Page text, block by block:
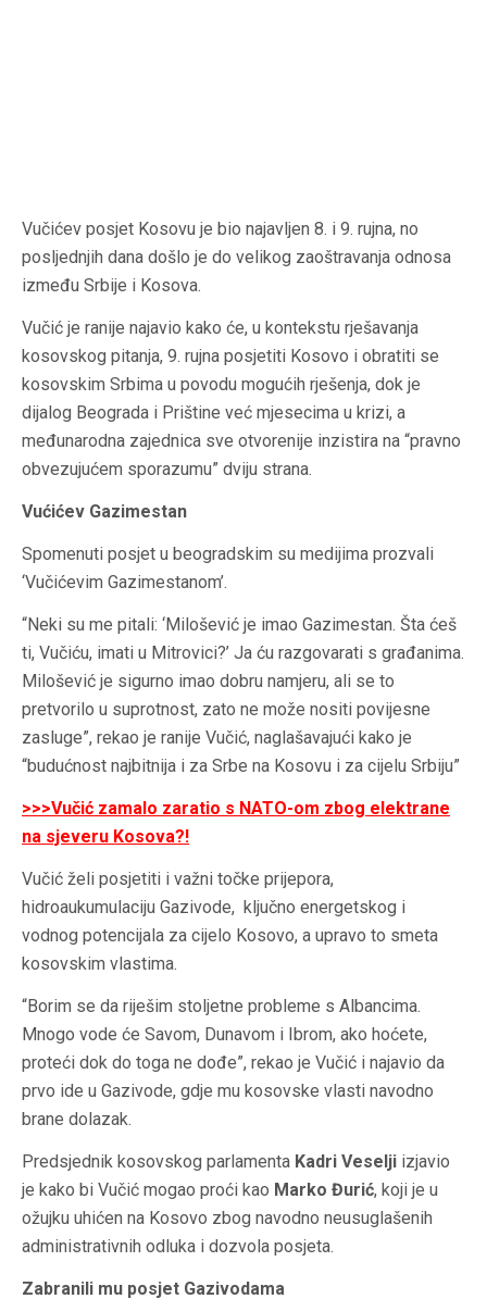
Vučićev posjet Kosovu je bio najavljen 8. i 9. rujna, no
posljednjih dana došlo je do velikog zaoštravanja odnosa
između Srbije i Kosova.
Vučić je ranije najavio kako će, u kontekstu rješavanja
kosovskog pitanja, 9. rujna posjetiti Kosovo i obratiti se
kosovskim Srbima u povodu mogućih rješenja, dok je
dijalog Beograda i Prištine već mjesecima u krizi, a
međunarodna zajednica sve otvorenije inzistira na “pravno
obvezujućem sporazumu” dviju strana.
Vućićev Gazimestan
Spomenuti posjet u beogradskim su medijima prozvali
‘Vučićevim Gazimestanom’.
“Neki su me pitali: ‘Milošević je imao Gazimestan. Šta ćeš
ti, Vučiću, imati u Mitrovici?’ Ja ću razgovarati s građanima.
Milošević je sigurno imao dobru namjeru, ali se to
pretvorilo u suprotnost, zato ne može nositi povijesne
zasluge”, rekao je ranije Vučić, naglašavajući kako je
“budućnost najbitnija i za Srbe na Kosovu i za cijelu Srbiju”
>>>Vučić zamalo zaratio s NATO-om zbog elektrane
na sjeveru Kosova?!
Vučić želi posjetiti i važni točke prijepora,
hidroaukumulaciju Gazivode, ključno energetskog i
vodnog potencijala za cijelo Kosovo, a upravo to smeta
kosovskim vlastima.
“Borim se da riješim stoljetne probleme s Albancima.
Mnogo vode će Savom, Dunavom i Ibrom, ako hoćete,
proteći dok do toga ne dođe”, rekao je Vučić i najavio da
prvo ide u Gazivode, gdje mu kosovske vlasti navodno
brane dolazak.
Predsjednik kosovskog parlamenta Kadri Veselji izjavio
je kako bi Vučić mogao proći kao Marko Đurić, koji je u
ožujku uhićen na Kosovo zbog navodno neusuglašenih
administrativnih odluka i dozvola posjeta.
Zabranili mu posjet Gazivodama